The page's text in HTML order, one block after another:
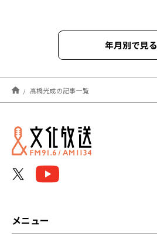
年月別で見る
2026年03月
2025年05月
2025年01月
髙橋光成の記事一覧
メニュー